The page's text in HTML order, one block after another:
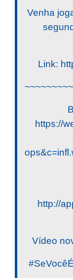
Venha
Link:
https://
http://
Vídeo